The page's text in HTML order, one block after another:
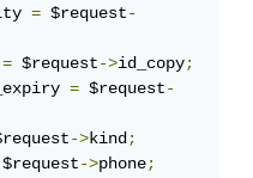
= $request-
= $request->id_copy;
= $request-
->kind;
$request->phone;